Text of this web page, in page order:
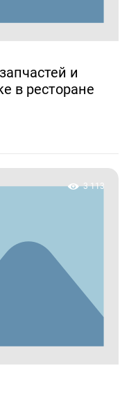
и
в ресторане
3 113